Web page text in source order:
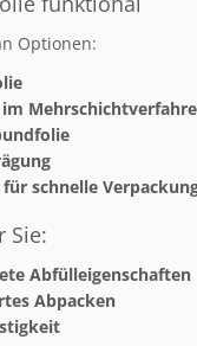
Optionen:
für schnelle
Sie:
Abfülleigenschaften
Abpacken